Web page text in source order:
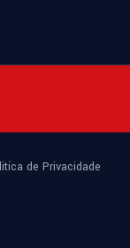
de Privacidade